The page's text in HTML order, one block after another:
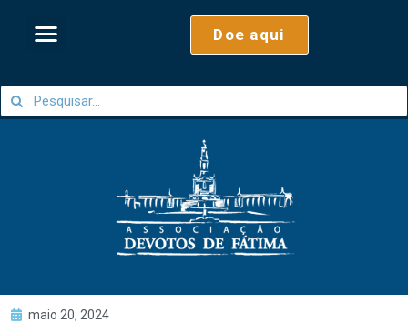
Doe aqui
maio 20, 2024